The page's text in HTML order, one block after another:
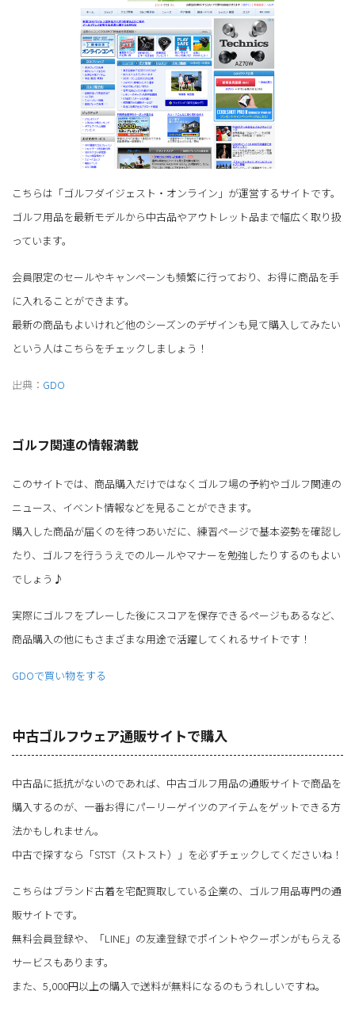
こちらは「ゴルフダイジェスト・オンライン」が運営するサイトです。
ゴルフ用品を最新モデルから中古品やアウトレット品まで幅広く取り扱
っています。
会員限定のセールやキャンペーンも頻繁に行っており、お得に商品を手
に入れることができます。
最新の商品もよいけれど他のシーズンのデザインも見て購入してみたい
という人はこちらをチェックしましょう！
出典： GDO
ゴルフ関連の情報満載
このサイトでは、商品購入だけではなくゴルフ場の予約やゴルフ関連の
ニュース、イベント情報などを見ることができます。
購入した商品が届くのを待つあいだに、練習ページで基本姿勢を確認し
たり、ゴルフを行ううえでのルールやマナーを勉強したりするのもよい
でしょう♪
実際にゴルフをプレーした後にスコアを保存できるページもあるなど、
商品購入の他にもさまざまな用途で活躍してくれるサイトです！
GDOで買い物をする
中古ゴルフウェア通販サイトで購入
中古品に抵抗がないのであれば、中古ゴルフ用品の通販サイトで商品を
購入するのが、一番お得にパーリーゲイツのアイテムをゲットできる方
法かもしれません。
中古で探すなら「STST（ストスト）」を必ずチェックしてくださいね！
こちらはブランド古着を宅配買取している企業の、ゴルフ用品専門の通
販サイトです。
無料会員登録や、「LINE」の友達登録でポイントやクーポンがもらえる
サービスもあります。
また、5,000円以上の購入で送料が無料になるのもうれしいですね。